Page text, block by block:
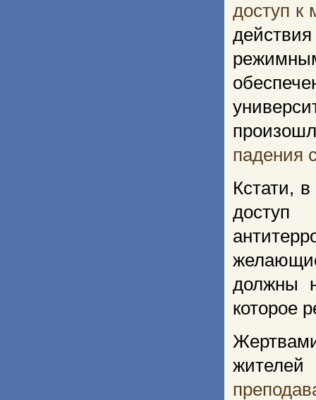
доступ к
падения
Кстати,
должны
которое